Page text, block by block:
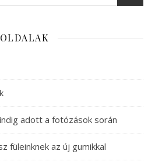
OLDALAK
adott a fotózások során
füleinknek az új gumikkal